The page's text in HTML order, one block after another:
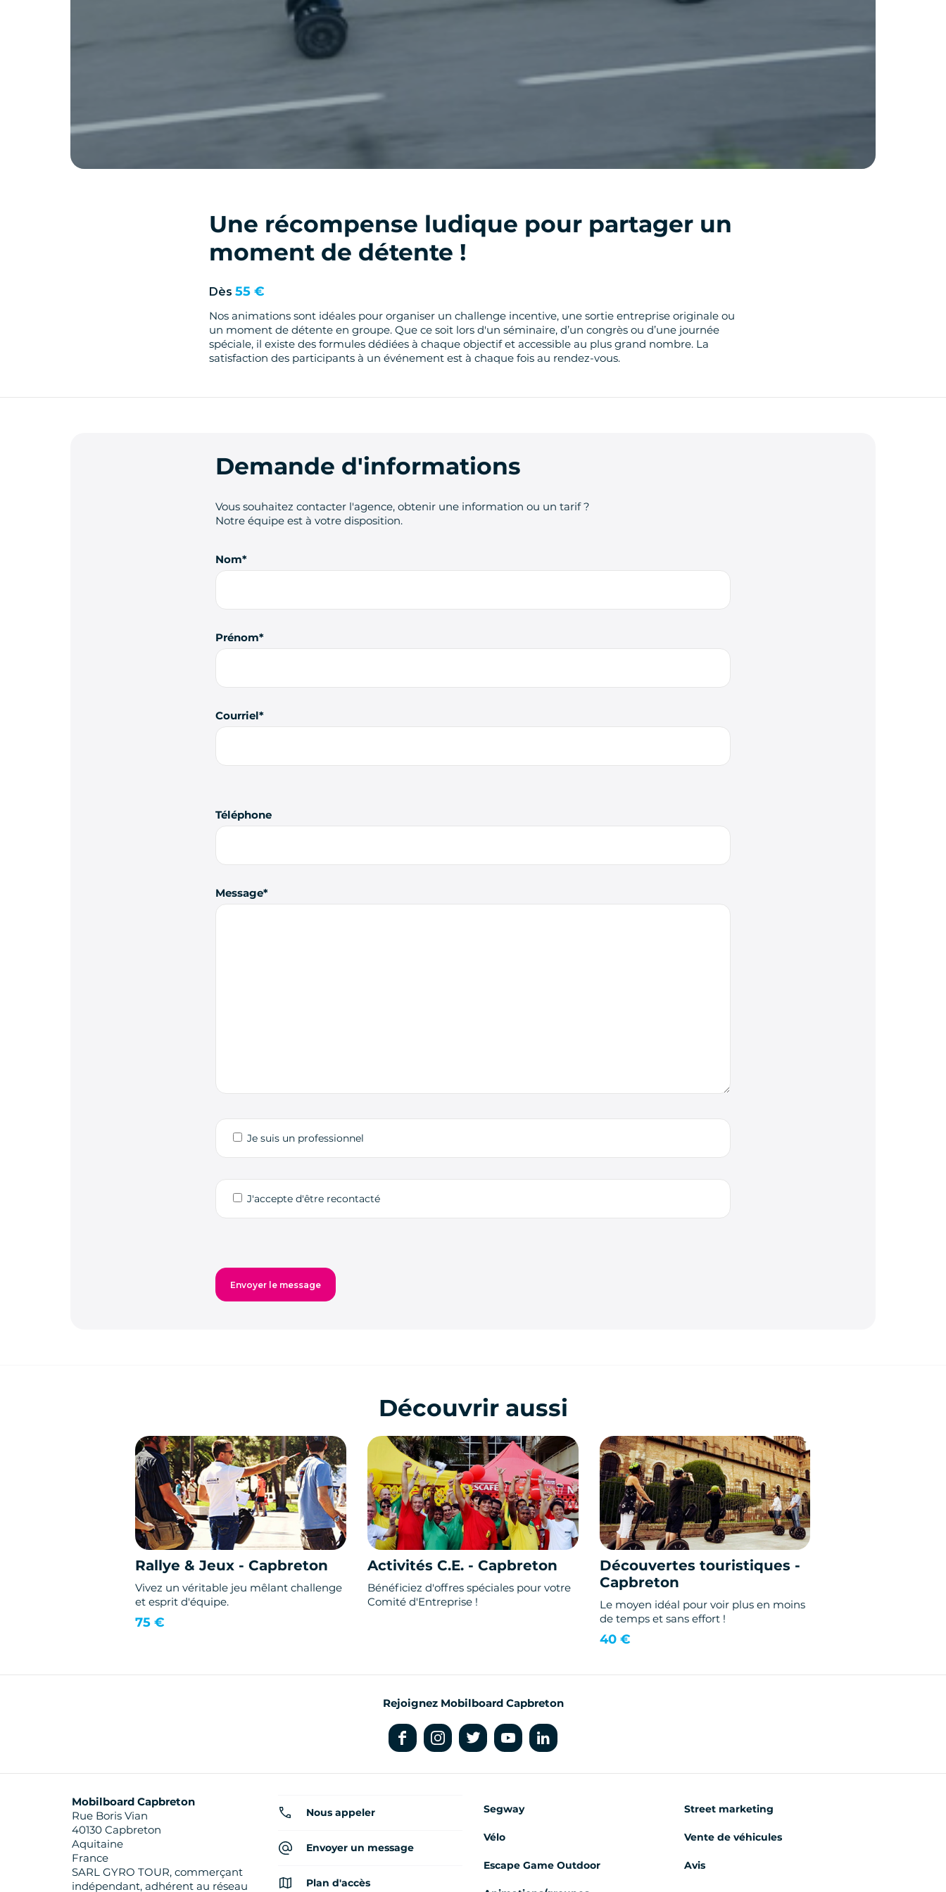
Une récompense ludique pour partager un
moment de détente !
Dès 55 €
Nos animations sont idéales pour organiser un challenge incentive, une sortie entreprise originale ou
un moment de détente en groupe. Que ce soit lors d'un séminaire, d’un congrès ou d’une journée
spéciale, il existe des formules dédiées à chaque objectif et accessible au plus grand nombre. La
satisfaction des participants à un événement est à chaque fois au rendez-vous.
Demande d'informations
Vous souhaitez contacter l'agence, obtenir une information ou un tarif ?
Notre équipe est à votre disposition.
Nom
Prénom
Courriel
Téléphone
Message
Je suis un professionnel
J'accepte d'être recontacté
Découvrir aussi
Rallye & Jeux - Capbreton
Vivez un véritable jeu mêlant challenge
et esprit d'équipe.
75 €
Activités C.E. - Capbreton
Bénéficiez d'offres spéciales pour votre
Comité d'Entreprise !
Découvertes touristiques -
Capbreton
Le moyen idéal pour voir plus en moins
de temps et sans effort !
40 €
Rejoignez Mobilboard Capbreton
Mobilboard Capbreton
Rue Boris Vian
40130 Capbreton
Aquitaine
France
SARL GYRO TOUR, commerçant
indépendant, adhérent au réseau
Nous appeler
Envoyer un message
Plan d'accès
Segway
Vélo
Escape Game Outdoor
Street marketing
Vente de véhicules
Avis